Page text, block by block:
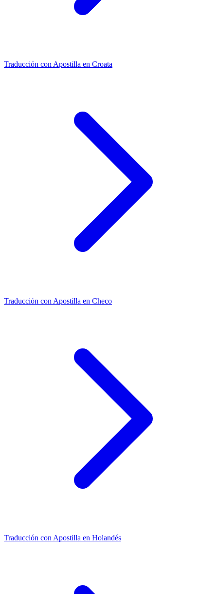
Traducción con Apostilla en Croata
Traducción con Apostilla en Checo
Traducción con Apostilla en Holandés